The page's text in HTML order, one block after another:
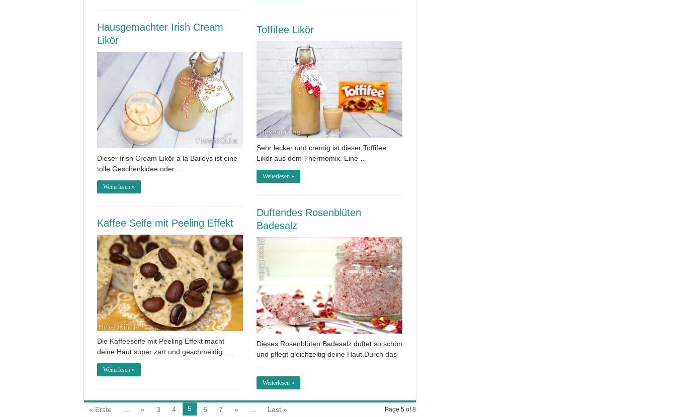
Hausgemachter Irish Cream
Likör
Dieser Irish Cream Likör a la Baileys ist eine
tolle Geschenkidee oder …
Weiterlesen »
Toffifee Likör
Sehr lecker und cremig ist dieser Toffifee
Likör aus dem Thermomix. Eine …
Weiterlesen »
Duftendes Rosenblüten
Badesalz
Dieses Rosenblüten Badesalz duftet so schön
und pflegt gleichzeitig deine Haut.Durch das
Weiterlesen »
Kaffee Seife mit Peeling Effekt
Die Kaffeeseife mit Peeling Effekt macht
deine Haut super zart und geschmeidig. …
Weiterlesen »
Page 5 of 8
« Erste « 3 4 5 6 7 » Last »